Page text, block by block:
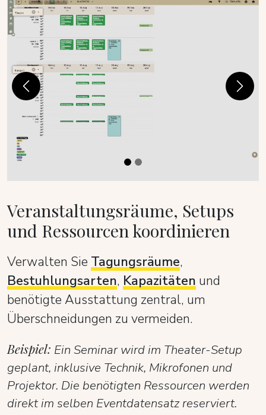
Veranstaltungsräume, Setups
und Ressourcen koordinieren
Verwalten Sie Tagungsräume,
Bestuhlungsarten, Kapazitäten und
benötigte Ausstattung zentral, um
Überschneidungen zu vermeiden.
Beispiel: Ein Seminar wird im Theater-Setup
geplant, inklusive Technik, Mikrofonen und
Projektor. Die benötigten Ressourcen werden
direkt im selben Eventdatensatz reserviert.
Previous Next